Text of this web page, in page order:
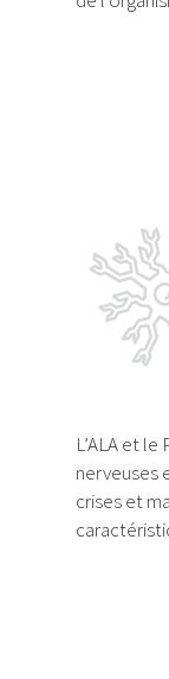
L’ALA et
nerveuses
crises et